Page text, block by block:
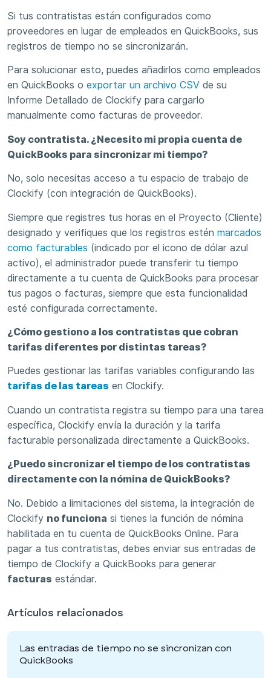
Si tus contratistas están configurados como
proveedores en lugar de empleados en QuickBooks, sus
registros de tiempo no se sincronizarán.
Para solucionar esto, puedes añadirlos como empleados
en QuickBooks o exportar un archivo CSV de su
Informe Detallado de Clockify para cargarlo
manualmente como facturas de proveedor.
Soy contratista. ¿Necesito mi propia cuenta de
QuickBooks para sincronizar mi tiempo?
No, solo necesitas acceso a tu espacio de trabajo de
Clockify (con integración de QuickBooks).
Siempre que registres tus horas en el Proyecto (Cliente)
designado y verifiques que los registros estén marcados
como facturables (indicado por el icono de dólar azul
activo), el administrador puede transferir tu tiempo
directamente a tu cuenta de QuickBooks para procesar
tus pagos o facturas, siempre que esta funcionalidad
esté configurada correctamente.
¿Cómo gestiono a los contratistas que cobran
tarifas diferentes por distintas tareas?
Puedes gestionar las tarifas variables configurando las
tarifas de las tareas en Clockify.
Cuando un contratista registra su tiempo para una tarea
específica, Clockify envía la duración y la tarifa
facturable personalizada directamente a QuickBooks.
¿Puedo sincronizar el tiempo de los contratistas
directamente con la nómina de QuickBooks?
No. Debido a limitaciones del sistema, la integración de
Clockify no funciona si tienes la función de nómina
habilitada en tu cuenta de QuickBooks Online. Para
pagar a tus contratistas, debes enviar sus entradas de
tiempo de Clockify a QuickBooks para generar
facturas estándar.
Artículos relacionados
Las entradas de tiempo no se sincronizan con
QuickBooks